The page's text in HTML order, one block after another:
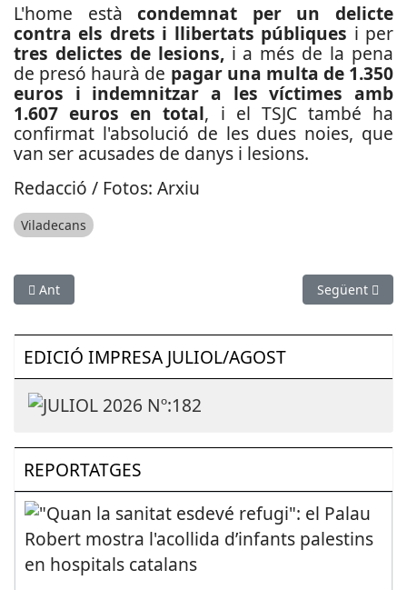
L'home estàcondemnat per un delicte
contra els drets i llibertats públiques i per
tres delictes de lesions, i a més de la pena
de presó haurà de pagar una multa de 1.350
euros i indemnitzar a les víctimes amb
1.607 euros en total, i el TSJC també ha
confirmat l'absolució de les dues noies, que
van ser acusades de danys i lesions.
Redacció / Fotos: Arxiu
Viladecans
Article anterior: Detenen tres homes per robatoris violents a
Ant Article
Següent
EDICIÓ IMPRESA JULIOL/AGOST
REPORTATGES